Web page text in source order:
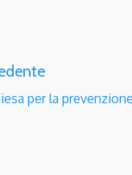
per la